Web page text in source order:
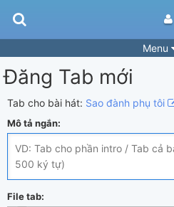
Menu
Bài hát
Playlist
Điệu bài hát
Tìm theo hợp âm
Đăng Tab mới
Tab cho bài hát: Sao đành phụ tôi
Mô tả ngắn:
File tab: